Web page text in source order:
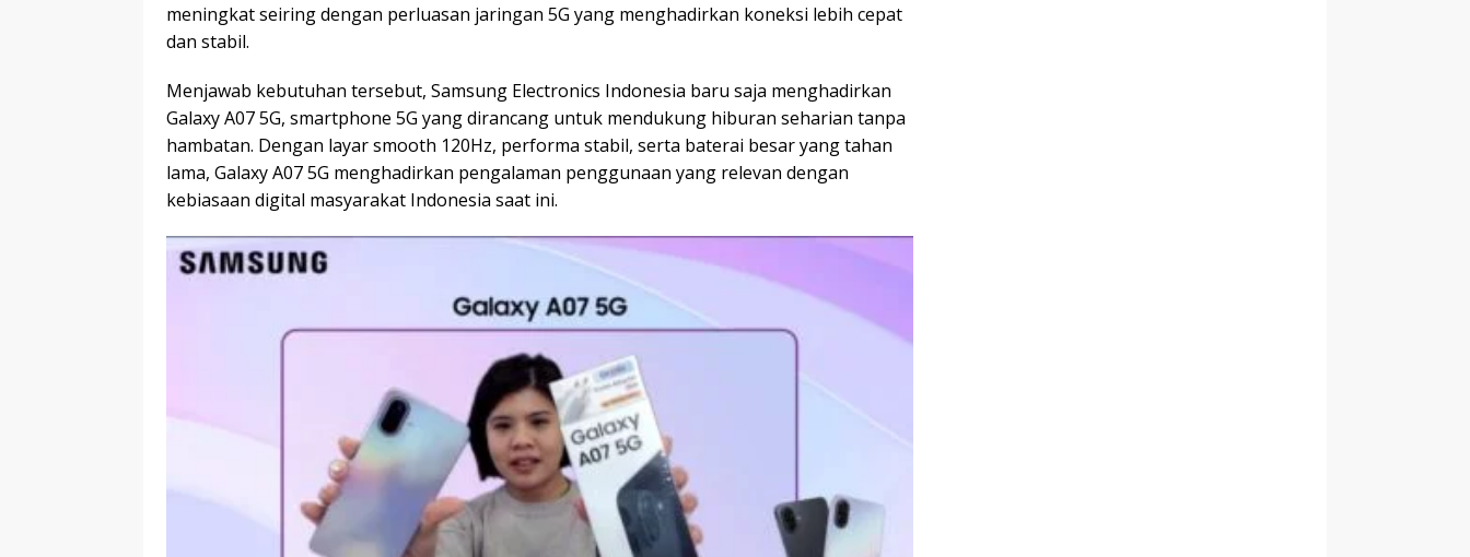
meningkat seiring dengan perluasan jaringan 5G yang menghadirkan koneksi lebih cepat
dan stabil.
Menjawab kebutuhan tersebut, Samsung Electronics Indonesia baru saja menghadirkan
Galaxy A07 5G, smartphone 5G yang dirancang untuk mendukung hiburan seharian tanpa
hambatan. Dengan layar smooth 120Hz, performa stabil, serta baterai besar yang tahan
lama, Galaxy A07 5G menghadirkan pengalaman penggunaan yang relevan dengan
kebiasaan digital masyarakat Indonesia saat ini.